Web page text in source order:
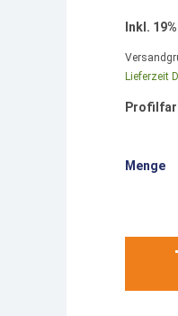
Inkl.
Lieferzeit
Menge